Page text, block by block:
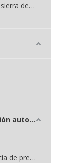
Máquina cortadora de sierra de cinta
Máquina de alimentación automática
Sistema de transferencia de prensa